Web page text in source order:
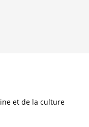
et de la culture